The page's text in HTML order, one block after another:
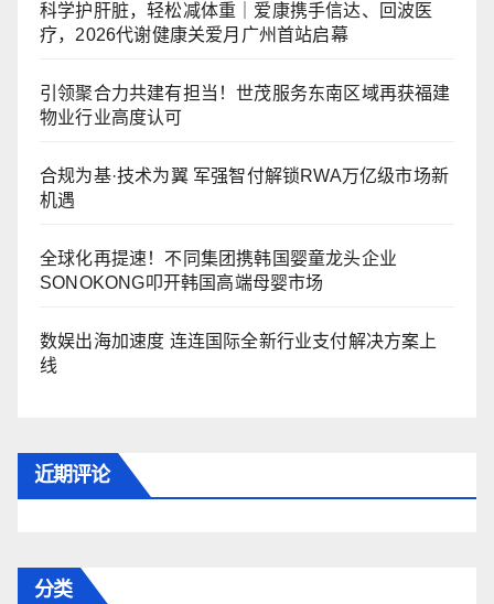
科学护肝脏，轻松减体重｜爱康携手信达、回波医
疗，2026代谢健康关爱月广州首站启幕
引领聚合力共建有担当！世茂服务东南区域再获福建
物业行业高度认可
合规为基·技术为翼 军强智付解锁RWA万亿级市场新
机遇
全球化再提速！不同集团携韩国婴童龙头企业
SONOKONG叩开韩国高端母婴市场
数娱出海加速度 连连国际全新行业支付解决方案上
线
近期评论
分类